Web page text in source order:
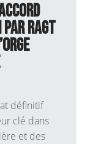
Accord
RAGT
définitif
clé dans
et des